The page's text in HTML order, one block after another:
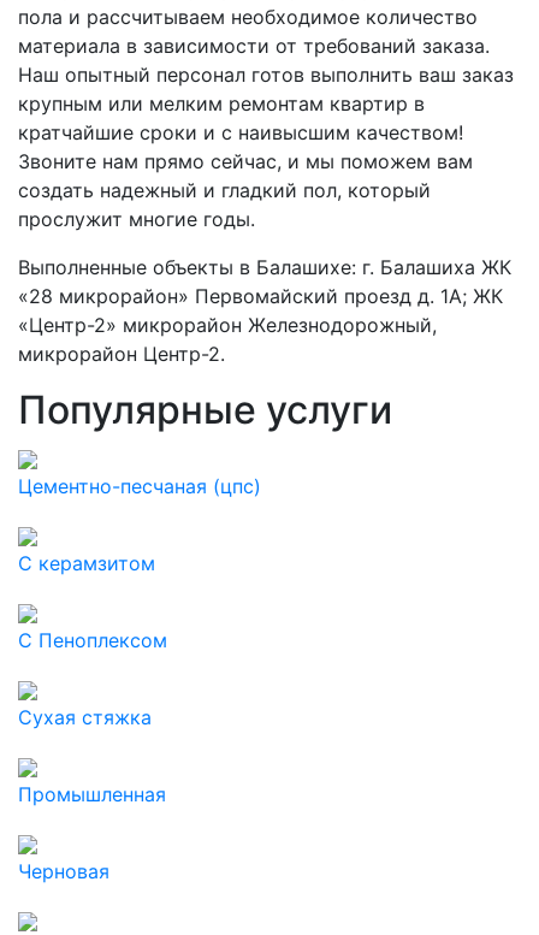
пола и рассчитываем необходимое количество
материала в зависимости от требований заказа.
Наш опытный персонал готов выполнить ваш заказ
крупным или мелким ремонтам квартир в
кратчайшие сроки и с наивысшим качеством!
Звоните нам прямо сейчас, и мы поможем вам
создать надежный и гладкий пол, который
прослужит многие годы.
Выполненные объекты в Балашихе: г. Балашиха ЖК
«28 микрорайон» Первомайский проезд д. 1А; ЖК
«Центр-2» микрорайон Железнодорожный,
микрорайон Центр-2.
Популярные услуги
Цементно-песчаная (цпс)
C керамзитом
С Пеноплексом
Сухая стяжка
Промышленная
Черновая